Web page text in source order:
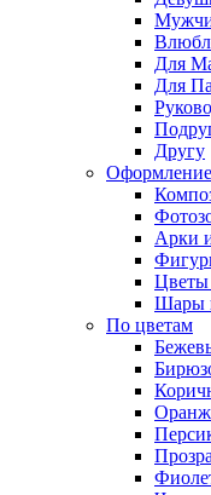
Для
Для
Другу
Арки
Цветы
Шары
По цветам